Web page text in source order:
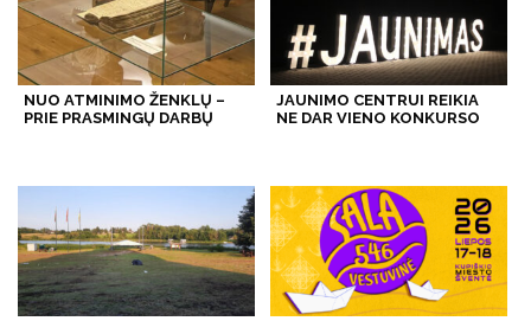
NUO ATMINIMO ŽENKLŲ –
PRIE PRASMINGŲ DARBŲ
JAUNIMO CENTRUI REIKIA
NE DAR VIENO KONKURSO